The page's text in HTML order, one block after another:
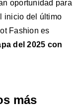
oportunidad para
inicio del último
Fashion es
del 2025 con
más